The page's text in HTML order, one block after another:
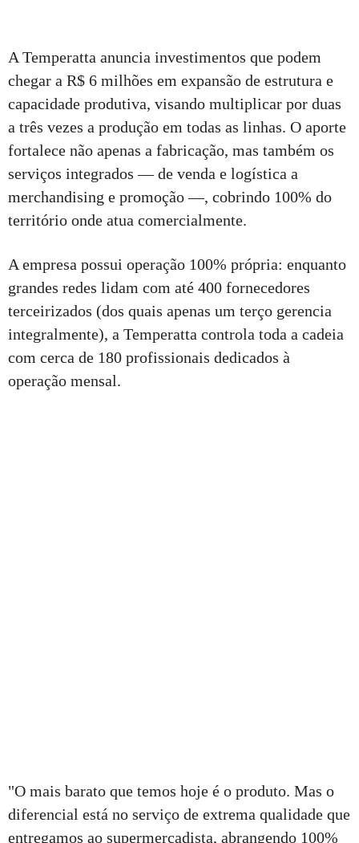
A Temperatta anuncia investimentos que podem
chegar a R$ 6 milhões em expansão de estrutura e
capacidade produtiva, visando multiplicar por duas
a três vezes a produção em todas as linhas. O aporte
fortalece não apenas a fabricação, mas também os
serviços integrados — de venda e logística a
merchandising e promoção —, cobrindo 100% do
território onde atua comercialmente.
A empresa possui operação 100% própria: enquanto
grandes redes lidam com até 400 fornecedores
terceirizados (dos quais apenas um terço gerencia
integralmente), a Temperatta controla toda a cadeia
com cerca de 180 profissionais dedicados à
operação mensal.
"O mais barato que temos hoje é o produto. Mas o
diferencial está no serviço de extrema qualidade que
entregamos ao supermercadista, abrangendo 100%